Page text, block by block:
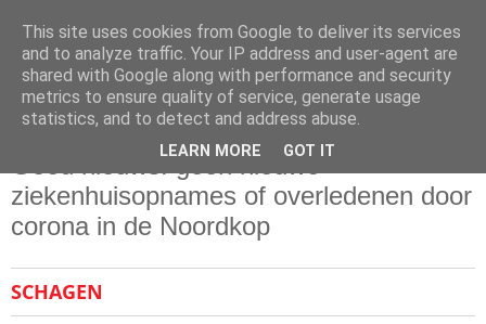
dinsdag 28 april 2020
Goed nieuws: geen nieuwe
ziekenhuisopnames of overledenen door
corona in de Noordkop
SCHAGEN
This site uses cookies from Google to deliver its services
and to analyze traffic. Your IP address and user-agent are
shared with Google along with performance and security
metrics to ensure quality of service, generate usage
statistics, and to detect and address abuse.
LEARN MORE GOT IT